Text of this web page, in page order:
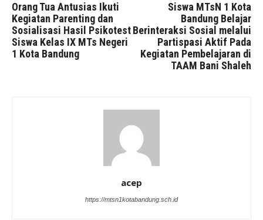
Orang Tua Antusias Ikuti
Kegiatan Parenting dan
Sosialisasi Hasil Psikotest
Siswa Kelas IX MTs Negeri
1 Kota Bandung
Siswa MTsN 1 Kota
Bandung Belajar
Berinteraksi Sosial melalui
Partispasi Aktif Pada
Kegiatan Pembelajaran di
TAAM Bani Shaleh
acep
https://mtsn1kotabandung.sch.id